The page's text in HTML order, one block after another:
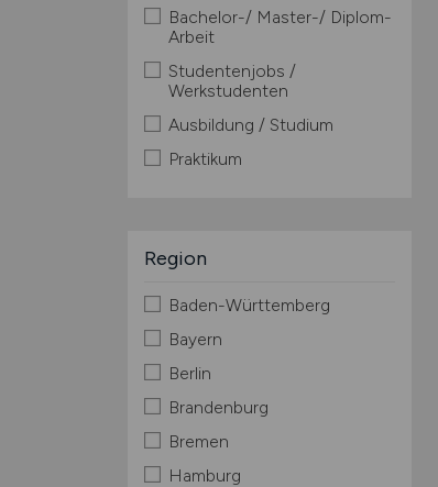
Bachelor-/ Master-/ Diplom-
Arbeit
Studentenjobs /
Werkstudenten
Ausbildung / Studium
Praktikum
Region
Baden-Württemberg
Bayern
Berlin
Brandenburg
Bremen
Hamburg